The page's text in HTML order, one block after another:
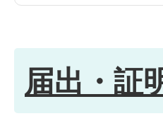
障害福祉サー
する場合は何
転入や町内
届出・証